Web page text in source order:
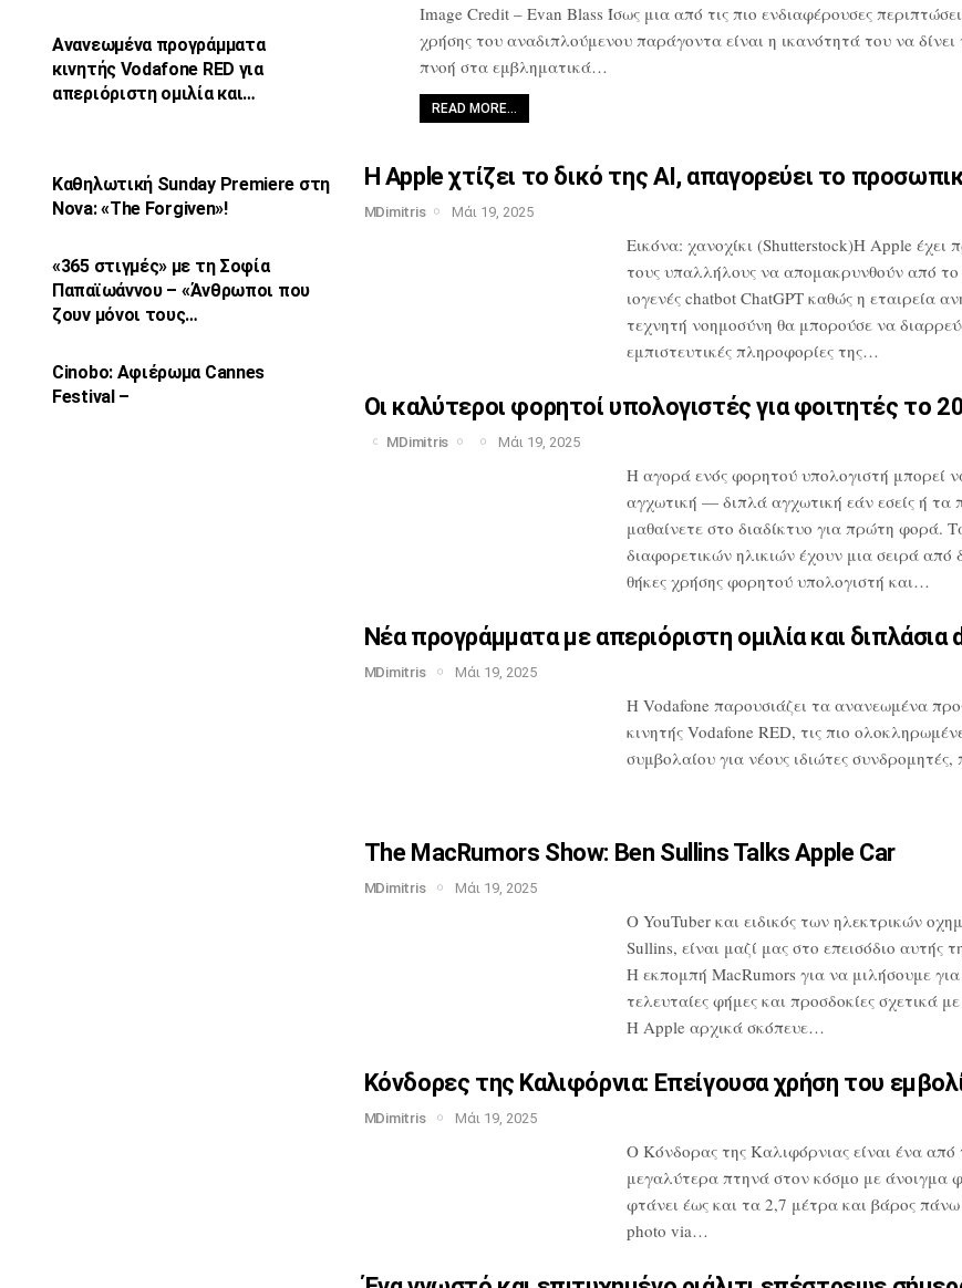
Ανανεωμένα προγράμματα
κινητής Vodafone RED για
απεριόριστη ομιλία και…
Καθηλωτική Sunday Premiere στη
Nova: «The Forgiven»!
«365 στιγμές» με τη Σοφία
Παπαϊωάννου – «Άνθρωποι που
ζουν μόνοι τους…
Cinobo: Αφιέρωμα Cannes
Festival –
Image Credit – Evan Blass Ίσως μια από τις πιο ενδιαφέρουσες
χρήσης του αναδιπλούμενου παράγοντα είναι η ικανότητά του να δίνει
πνοή στα εμβληματικά…
READ MORE…
Η Apple χτίζει το δικό της AI,απαγορεύει το
MDimitris Μάι 19, 2025
Εικόνα: χανοχίκι (Shutterstock)Η Appleέχει
τους υπαλλήλους νααπομακρυνθούν από το
ιογενέςchatbot ChatGPT καθώς η εταιρεία
τεχνητή νοημοσύνη θαμπορούσε να
εμπιστευτικέςπληροφορίες της…
Οι καλύτεροι φορητοί υπολογιστές γιαφοιτητές το
MDimitris Μάι 19, 2025
Η αγορά ενός φορητού υπολογιστή μπορεί
αγχωτική — διπλά αγχωτική εάνεσείς ή τα
μαθαίνετε στο διαδίκτυο για πρώτη φορά.
διαφορετικών ηλικιών έχουν μια σειρά από
θήκες χρήσης φορητούυπολογιστή και…
Νέα προγράμματα με απεριόριστη ομιλίακαι διπλάσια
MDimitris Μάι 19, 2025
H Vodafone παρουσιάζει τα ανανεωμένα
κινητής Vodafone RED, τιςπιο
συμβολαίουγια νέους ιδιώτες
The MacRumors Show: Ben Sullins Talks Apple Car
MDimitris Μάι 19, 2025
Ο YouTuber και ειδικός των ηλεκτρικών
Sullins, είναι μαζί μαςστο επεισόδιο αυτής
Ηεκπομπή MacRumors για να μιλήσουμε για
τελευταίες φήμες και προσδοκίεςσχετικά
Η Apple αρχικάσκόπευε…
Κόνδορες της Καλιφόρνια: Επείγουσαχρήση του
MDimitris Μάι 19, 2025
Ο Κόνδορας της Καλιφόρνιας είναι ένα από
μεγαλύτερα πτηνά στον κόσμο μεάνοιγμα
φτάνει έως και τα 2,7 μέτρα και βάρος
photo via…